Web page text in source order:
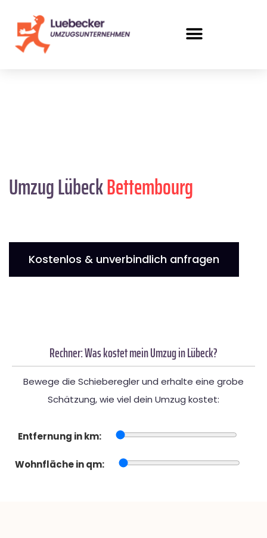
Umzug LübeckBettembourg
Kostenlos & unverbindlich anfragen
Rechner: Was kostet mein Umzug in Lübeck?
Bewege die Schieberegler und erhalte eine grobe
Schätzung, wie viel dein Umzug kostet:
Entfernung in km:
Wohnfläche in qm: